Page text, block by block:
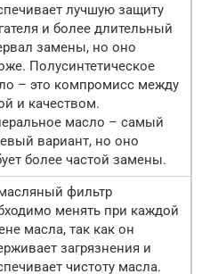
лучшую защиту
и более длительный
замены, но оно
Полусинтетическое
– это компромисс между
и качеством.
масло – самый
вариант, но оно
более частой замены.
фильтр
менять при каждой
масла, так как он
загрязнения и
чистоту масла.